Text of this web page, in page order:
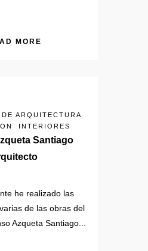
MORE
ARQUITECTURA
INTERIORES
Santiago
he realizado las
de las obras del
Azqueta Santiago...